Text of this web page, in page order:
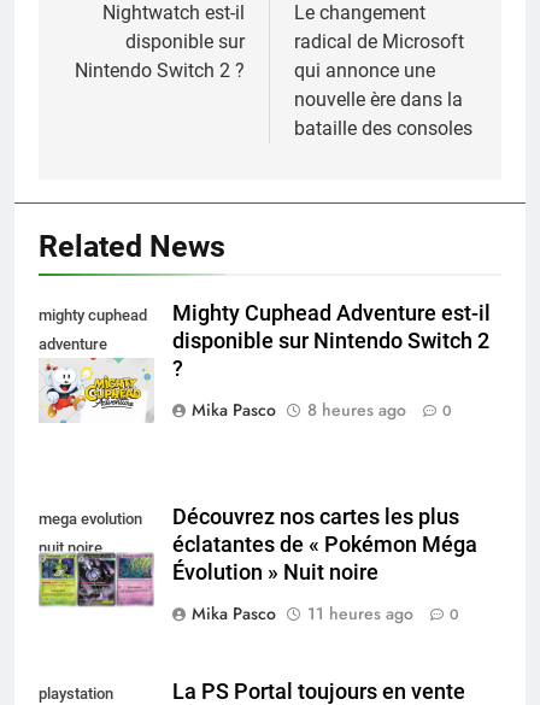
l’article
Nightwatch est-il
disponible sur
Nintendo Switch 2 ?
Le changement
radical de Microsoft
qui annonce une
nouvelle ère dans la
bataille des consoles
Related News
mighty cuphead
adventure
nintendo switch
Mighty Cuphead Adventure est-il
disponible sur Nintendo Switch 2
?
Mika Pasco
8 heures ago 0
mega evolution
nuit noire
Découvrez nos cartes les plus
éclatantes de « Pokémon Méga
Évolution » Nuit noire
Mika Pasco
11 heures ago 0
playstation
La PS Portal toujours en vente